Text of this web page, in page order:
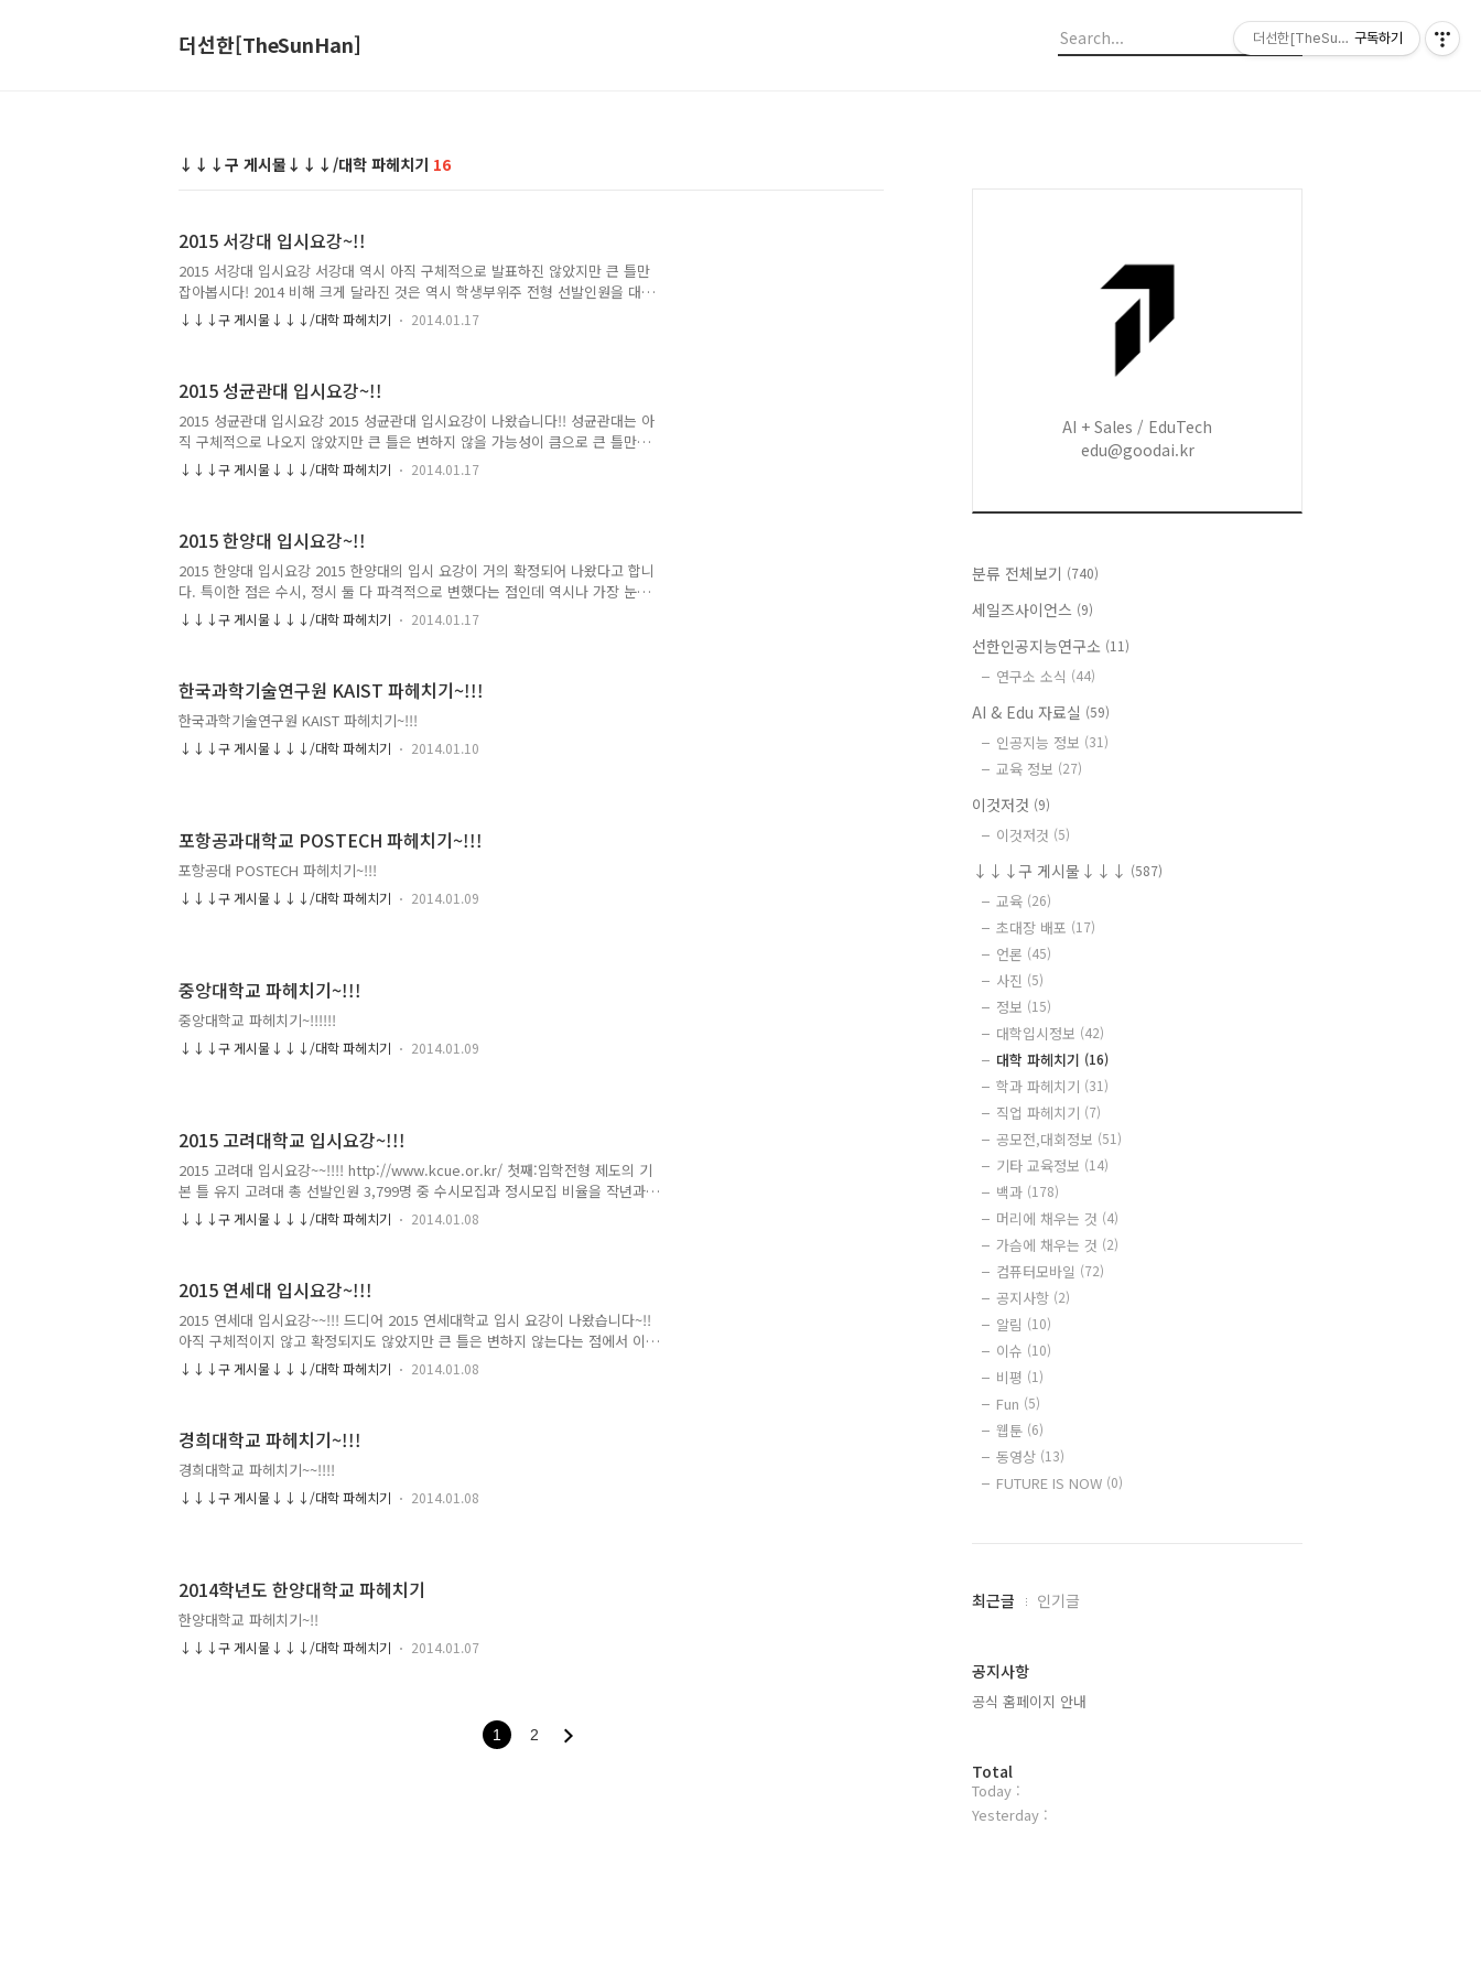
더선한[TheSunHan]
↓↓↓구 게시물↓↓↓/대학 파헤치기 16
2015 서강대 입시요강~!!
2015 서강대 입시요강 서강대 역시 아직 구체적으로 발표하진 않았지만 큰 틀만
잡아봅시다! 2014 비해 크게 달라진 것은 역시 학생부위주 전형 선발인원을 대
폭 늘리고 최저 기준을 폐지한다고 할 수 있습니다. 논술전형은 논술 60% 학생
부 40% 작년과 똑같고 정시는 수능 100%입니다. ★학생부교과 전형 선발이 70
전형 등이 폐지되고 학생부종합 전형으로 통합 단계별 전형으로 실시, 자기추천
전형에 비해 면접 비율이 20% 감소하여 서류 평가 영향력 확대 ★논술전형 우선
선발 폐지, 70% 선발로 선발 인원의 대다수를 차지했던 우선선발의 논술 비율
보..
↓↓↓구 게시물↓↓↓/대학 파헤치기 2014.01.17
2015 성균관대 입시요강~!!
2015 성균관대 입시요강 2015 성균관대 입시요강이 나왔습니다!! 성균관대는 아
직 구체적으로 나오지 않았지만 큰 틀은 변하지 않을 가능성이 큼으로 큰 틀만
잡아봅시다 위의 선발인원에서 보면 알 수 있듯이 성대의 가장 큰 특징은 특기자
전형을 위주로 많이 뽑느다는 것입니다! 작년에도 많이 뽑았지만 올해는 더 많이
화된 수능 최저 등급을 살펴보면 전체적으로 완화 된 것을 알 수 있습니다. 특히
학생부 위주로 뽑는 성균인재 같은 경우는 국/영/수/사 중 1과목만 1등급을 맞으
면 됨으로 상당히 완화되었다고 할 수 있습니다 물론 일각에서는 꼼수를 썻다고
하..
↓↓↓구 게시물↓↓↓/대학 파헤치기 2014.01.17
2015 한양대 입시요강~!!
2015 한양대 입시요강 2015 한양대의 입시 요강이 거의 확정되어 나왔다고 합니
다. 특이한 점은 수시, 정시 둘 다 파격적으로 변했다는 점인데 역시나 가장 눈
에 띄는 것은 수능 최저 폐지입니다! 그럼 지금부터 수시,정시 각각 파트별로 무
엇이 달라졌는지 살펴보겠습니다. 수시 빨간색 상자로 표시되어 있듯이 수시 모
던 것을 실질적으로 가장 많이 반영한 학교가 아닌가 싶습니다.. 논술비중도 자
세히 보면 작년 수능:학생부 비율이 7:3→5:5 로 바뀐 것을 알 수 있습니다. 학생
부로 뽑는 인원도 상당히 많아졌으므로 2015 한양대 입학을 준비하는 학생이라
면 ..
↓↓↓구 게시물↓↓↓/대학 파헤치기 2014.01.17
한국과학기술연구원 KAIST 파헤치기~!!!
한국과학기술연구원 KAIST 파헤치기~!!!
↓↓↓구 게시물↓↓↓/대학 파헤치기 2014.01.10
포항공과대학교 POSTECH 파헤치기~!!!
포항공대 POSTECH 파헤치기~!!!
↓↓↓구 게시물↓↓↓/대학 파헤치기 2014.01.09
중앙대학교 파헤치기~!!!
중앙대학교 파헤치기~!!!!!!
↓↓↓구 게시물↓↓↓/대학 파헤치기 2014.01.09
2015 고려대학교 입시요강~!!!
2015 고려대 입시요강~~!!!! http://www.kcue.or.kr/ 첫째:입학전형 제도의 기
본 틀 유지 고려대 총 선발인원 3,799명 중 수시모집과 정시모집 비율을 작년과
비슷하게 7:3으로 유지합니다. 또한 학교장 추천전형은 작년과 동일하며 학교별
4명을 추천받는다고 하네요~ 국제인재,과학인재 전형은 작년과 동일하며 수능
려대와 연세대가 '나'군으로 바꾼 것 같습니다. 또한 대학수학능력시험 자연계(국
어A, 수학B, 영어, 과학탐구) 응시자도 인문계 모집단위에 지원할 수 있습니다.
셋째: 학교 교육의 활성화 수시모집에서 꿈과 끼를 중심으..
↓↓↓구 게시물↓↓↓/대학 파헤치기 2014.01.08
2015 연세대 입시요강~!!!
2015 연세대 입시요강~~!!! 드디어 2015 연세대학교 입시 요강이 나왔습니다~!!
아직 구체적이지 않고 확정되지도 않았지만 큰 틀은 변하지 않는다는 점에서 이
번 입시 요강을 주의 깊게 살펴볼 필요가 있다고 생각합니다. 그럼 변화된 전형
을 중심으로 간략하게 설명하겠습니다~ ※파란색은 신설전형임
우수자 전형을 둘로 나누어 학생부 교과전형과 학생부 종합전형으로 분리 개편
합니다~!! 둘째: 논술전형의 모집인원 10% 축소 2015 입학전형에서는 교육부의
학교 교육 정상화 방침으로 인해 대학 전체적으로 논술을 축소합니다!!! 연세대
에서는..
↓↓↓구 게시물↓↓↓/대학 파헤치기 2014.01.08
경희대학교 파헤치기~!!!
경희대학교 파헤치기~~!!!!
↓↓↓구 게시물↓↓↓/대학 파헤치기 2014.01.08
2014학년도 한양대학교 파헤치기
한양대학교 파헤치기~!!
↓↓↓구 게시물↓↓↓/대학 파헤치기 2014.01.07
1 2
AI + Sales / EduTech
edu@goodai.kr
분류 전체보기 (740)
세일즈사이언스 (9)
선한인공지능연구소 (11)
연구소 소식 (44)
AI & Edu 자료실 (59)
인공지능 정보 (31)
교육 정보 (27)
이것저것 (9)
이것저것 (5)
↓↓↓구 게시물↓↓↓ (587)
교육 (26)
초대장 배포 (17)
언론 (45)
사진 (5)
정보 (15)
대학입시정보 (42)
대학 파헤치기 (16)
학과 파헤치기 (31)
직업 파헤치기 (7)
공모전,대회정보 (51)
기타 교육정보 (14)
백과 (178)
머리에 채우는 것 (4)
가슴에 채우는 것 (2)
컴퓨터모바일 (72)
공지사항 (2)
알림 (10)
이슈 (10)
비평 (1)
Fun (5)
웹툰 (6)
동영상 (13)
FUTURE IS NOW (0)
최
과
기
최근글 인기글
공지사항
공식 홈페이지 안내
방
문
자
Total
Today :
Yesterday :
더선한[TheSunHan]구독하기